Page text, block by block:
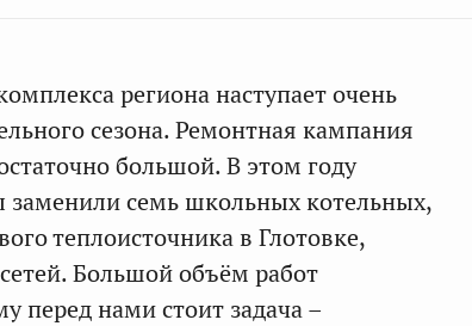
региона наступает очень
сезона. Ремонтная кампания
большой. В этом году
заменили семь школьных котельных,
теплоисточника в Глотовке,
Большой объём работ
перед нами стоит задача –